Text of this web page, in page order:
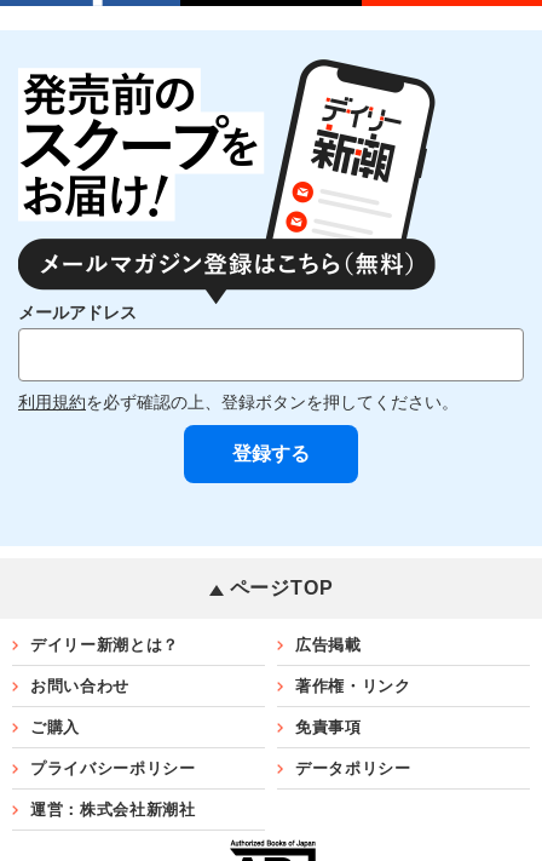
メールアドレス
利用規約を必ず確認の上、登録ボタンを押してください。
ページTOP
デイリー新潮とは？ 広告掲載
お問い合わせ 著作権・リンク
ご購入 免責事項
プライバシーポリシー データポリシー
運営：株式会社新潮社